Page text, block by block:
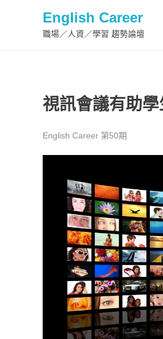
English Career
職場／人資／學習 趨勢論壇
視訊會議有助
English Career 第50期